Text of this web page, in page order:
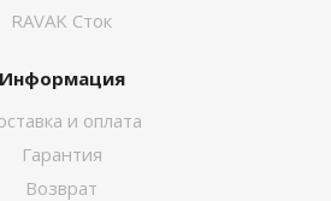
RAVAK Сток
Информация
и оплата
Гарантия
Возврат